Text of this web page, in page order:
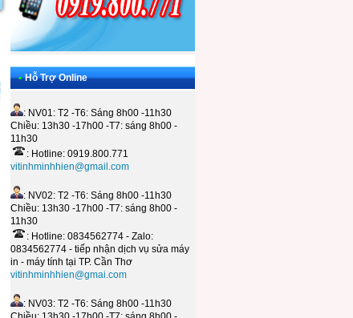
• Hỗ Trợ Online
: NV01: T2 -T6: Sáng 8h00 -11h30
Chiều: 13h30 -17h00 -T7: sáng 8h00 -
11h30
: Hotline: 0919.800.771
vitinhminhhien@gmail.com
: NV02: T2 -T6: Sáng 8h00 -11h30
Chiều: 13h30 -17h00 -T7: sáng 8h00 -
11h30
: Hotline: 0834562774 - Zalo:
0834562774 - tiếp nhận dịch vụ sửa máy
in - máy tính tại TP. Cần Thơ
vitinhminhhien@gmai.com
: NV03: T2 -T6: Sáng 8h00 -11h30